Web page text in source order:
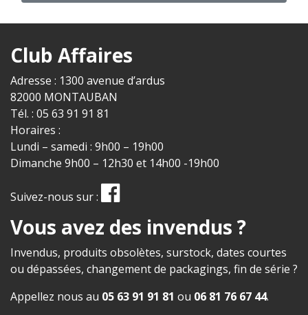
Club Affaires
Adresse : 1300 avenue d’ardus
82000 MONTAUBAN
Tél. : 05 63 91 91 81
Horaires :
Lundi – samedi : 9h00 – 19h00
Dimanche 9h00 – 12h30 et 14h00 -19h00
Suivez-nous sur :
Vous avez des invendus ?
Invendus, produits obsolètes, surstock, dates courtes
ou dépassées, changement de packagings, fin de série ?
Appellez nous au 05 63 91 91 81 ou 06 81 76 67 44.